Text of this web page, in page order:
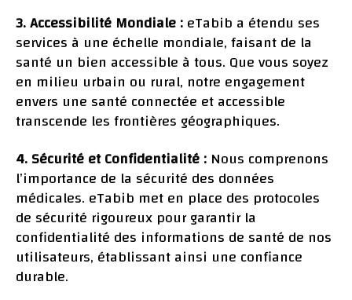
3. Accessibilité Mondiale :eTabib a étendu ses
services à une échelle mondiale, faisant de la
santé un bien accessible à tous. Que vous soyez
en milieu urbain ou rural, notre engagement
envers une santé connectée et accessible
transcende les frontières géographiques.
4. Sécurité et Confidentialité : Nous comprenons
l’importance de la sécurité des données
médicales. eTabib met en place des protocoles
de sécurité rigoureux pour garantir la
confidentialité des informations de santé de nos
utilisateurs, établissant ainsi une confiance
durable.